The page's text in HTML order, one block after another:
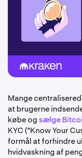
Mange
at brugerne
købe og sælge
KYC ("Know Your
formål at forhindre
hvidvaskning af